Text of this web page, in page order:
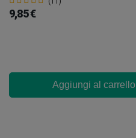
9,85 €
Aggiungi al carrello